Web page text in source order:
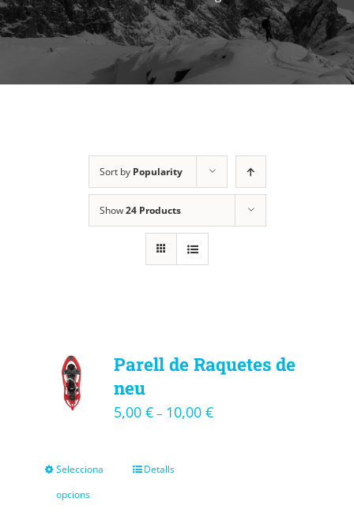
Sort by Popularity
Show24 Products
Parell de Raquetes de
neu
5,00 €– 10,00 €
Selecciona
opcions
Detalls